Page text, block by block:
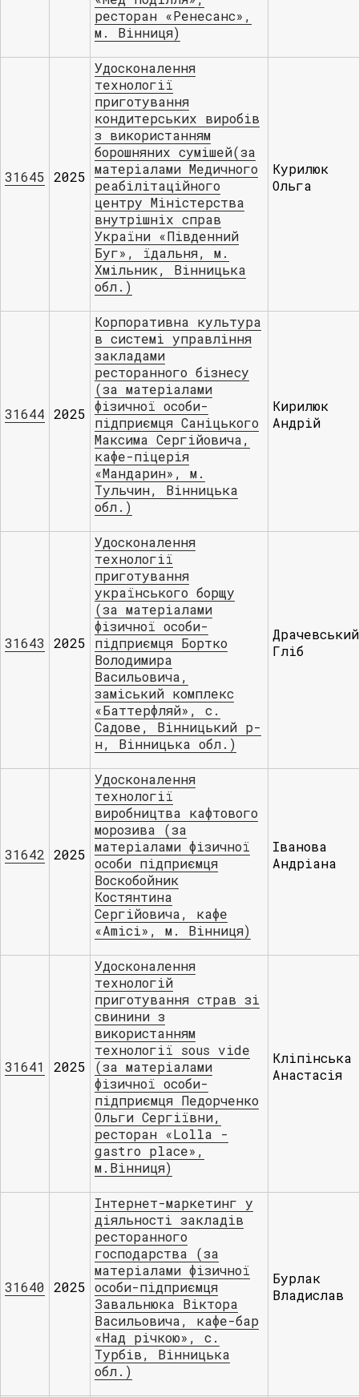
ресторан «Ренесанс»,
м. Вінниця)
31645 2025
Удосконалення
технології
приготування
кондитерських виробів
з використанням
борошняних сумішей(за
матеріалами Медичного
реабілітаційного
центру Міністерства
внутрішніх справ
України «Південний
Буг», їдальня, м.
Хмільник, Вінницька
обл.)
Курилюк
Ольга
31644 2025
Корпоративна культура
в системі управління
закладами
ресторанного бізнесу
(за матеріалами
фізичної особи-
підприємця Саніцького
Максима Сергійовича,
кафе-піцерія
«Мандарин», м.
Тульчин, Вінницька
обл.)
Кирилюк
Андрій
31643 2025
Удосконалення
технології
приготування
українського борщу
(за матеріалами
фізичної особи-
підприємця Бортко
Володимира
Васильовича,
заміський комплекс
«Баттерфляй», с.
Садове, Вінницький р-
н, Вінницька обл.)
Драчевський
Гліб
31642 2025
Удосконалення
технології
виробництва кафтового
морозива (за
матеріалами фізичної
особи підприємця
Воскобойник
Костянтина
Сергійовича, кафе
«Аmici», м. Вінниця)
Іванова
Андріана
31641 2025
Удосконалення
технологій
приготування страв зі
свинини з
використанням
технології sous vide
(за матеріалами
фізичної особи-
підприємця Педорченко
Ольги Сергіївни,
ресторан «Lolla -
gastro place»,
м.Вінниця)
Кліпінська
Анастасія
31640 2025
Інтернет-маркетинг у
діяльності закладів
ресторанного
господарства (за
матеріалами фізичної
особи-підприємця
Завальнюка Віктора
Васильовича, кафе-бар
«Над річкою», с.
Турбів, Вінницька
обл.)
Бурлак
Владислав